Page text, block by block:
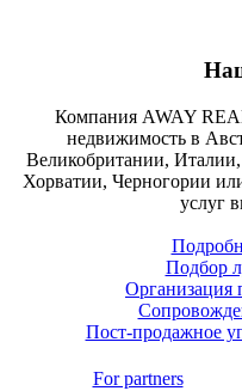
Компания AWAY
недвижимость в
Великобритании,
Хорватии, Черногории
услуг
Подбор
Организация
Пост-продажное
For partners